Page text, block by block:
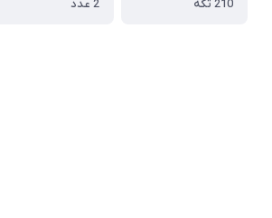
210 تکه
2 عدد